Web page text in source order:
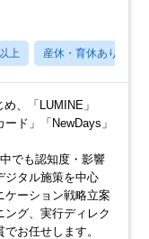
上 産休・育休あり
、「LUMINE」
ード」「NewDays」
でも認知度・影響
ジタル施策を中心
ケーション戦略立案
ング、実行ディレク
お任せします。